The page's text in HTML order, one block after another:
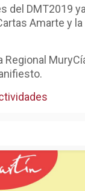
del DMT2019
Amarte y la
Regional